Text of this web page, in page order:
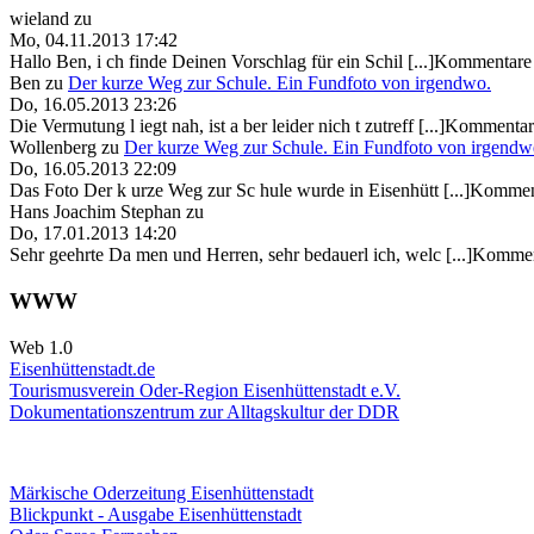
wieland zu
Mo, 04.11.2013 17:42
Hallo Ben, i ch finde Deinen Vorschlag für ein Schil
Ben zu Der kurze Weg zur Schule. Ein Fundfoto von irgendwo.
Do, 16.05.2013 23:26
Die Vermutung l iegt nah, ist a ber leider nich t zutreff
Wollenberg zu Der kurze Weg zur Schule. Ein Fundfoto von
Do, 16.05.2013 22:09
Das Foto Der k urze Weg zur Sc hule wurde in Eisenhütt
Hans Joachim Stephan zu
Do, 17.01.2013 14:20
Sehr geehrte Da men und Herren, sehr bedauerl ich, welc
WWW
Web 1.0
Eisenhüttenstadt.de
Tourismusverein Oder-Region Eisenhüttenstadt e.V.
Dokumentationszentrum zur Alltagskultur der DDR
Märkische Oderzeitung Eisenhüttenstadt
Blickpunkt - Ausgabe Eisenhüttenstadt